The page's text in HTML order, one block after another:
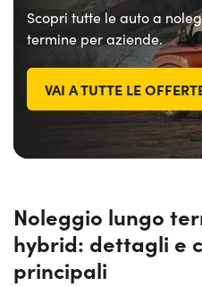
Scopri tutte le auto a
termine per aziende.
VAI A TUTTE LE
Noleggio lungo
hybrid: dettagli e
principali